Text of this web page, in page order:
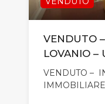
VENDUTO
LOVANIO –
VENDUTO –